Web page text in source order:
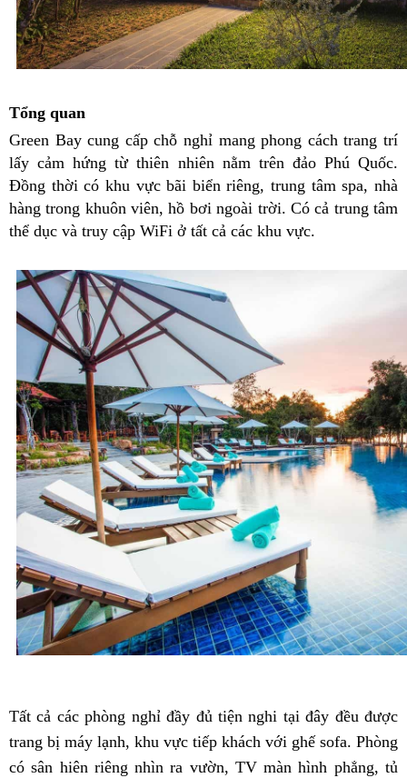
Tổng quan
Green Bay cung cấp chỗ nghỉ mang phong cách trang trí
lấy cảm hứng từ thiên nhiên nằm trên đảo Phú Quốc.
Đồng thời có khu vực bãi biển riêng, trung tâm spa, nhà
hàng trong khuôn viên, hồ bơi ngoài trời. Có cả trung tâm
thể dục và truy cập WiFi ở tất cả các khu vực.
Tất cả các phòng nghỉ đầy đủ tiện nghi tại đây đều được
trang bị máy lạnh, khu vực tiếp khách với ghế sofa. Phòng
có sân hiên riêng nhìn ra vườn, TV màn hình phẳng, tủ